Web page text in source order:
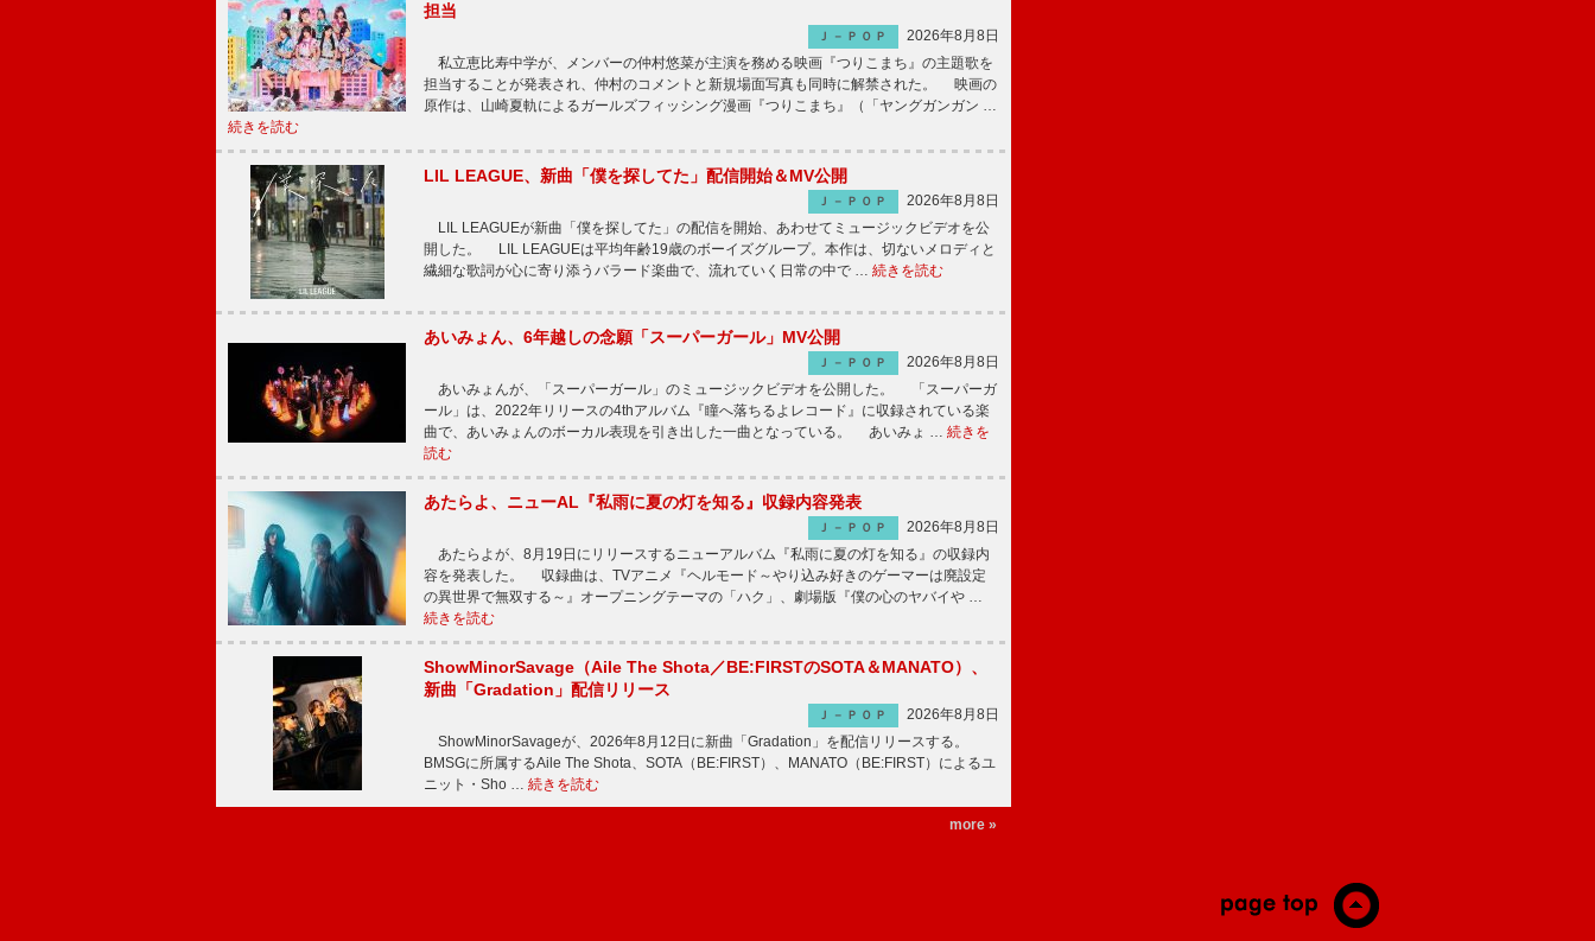
担当
Ｊ－ＰＯＰ
2026年8月8日
私立恵比寿中学が、メンバーの仲村悠菜が主演を務める映画『つりこまち』の主題歌を
担当することが発表され、仲村のコメントと新規場面写真も同時に解禁された。 映画の
原作は、山崎夏軌によるガールズフィッシング漫画『つりこまち』（「ヤングガンガン …
続きを読む
LIL LEAGUE、新曲「僕を探してた」配信開始＆MV公開
Ｊ－ＰＯＰ
2026年8月8日
LIL LEAGUEが新曲「僕を探してた」の配信を開始、あわせてミュージックビデオを公
開した。 LIL LEAGUEは平均年齢19歳のボーイズグループ。本作は、切ないメロディと
繊細な歌詞が心に寄り添うバラード楽曲で、流れていく日常の中で … 続きを読む
あいみょん、6年越しの念願「スーパーガール」MV公開
Ｊ－ＰＯＰ
2026年8月8日
あいみょんが、「スーパーガール」のミュージックビデオを公開した。 「スーパーガ
ール」は、2022年リリースの4thアルバム『瞳へ落ちるよレコード』に収録されている楽
曲で、あいみょんのボーカル表現を引き出した一曲となっている。 あいみょ … 続きを
読む
あたらよ、ニューAL『私雨に夏の灯を知る』収録内容発表
Ｊ－ＰＯＰ
2026年8月8日
あたらよが、8月19日にリリースするニューアルバム『私雨に夏の灯を知る』の収録内
容を発表した。 収録曲は、TVアニメ『ヘルモード～やり込み好きのゲーマーは廃設定
の異世界で無双する～』オープニングテーマの「ハク」、劇場版『僕の心のヤバイや …
続きを読む
ShowMinorSavage（Aile The Shota／BE:FIRSTのSOTA＆MANATO）、
新曲「Gradation」配信リリース
Ｊ－ＰＯＰ
2026年8月8日
ShowMinorSavageが、2026年8月12日に新曲「Gradation」を配信リリースする。
BMSGに所属するAile The Shota、SOTA（BE:FIRST）、MANATO（BE:FIRST）によるユ
ニット・Sho … 続きを読む
more »